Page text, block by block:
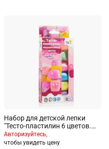
Набор для детской лепки
"Тесто-пластилин 6 цветов.
Маршмеллоу цвета"
Авторизуйтесь,
чтобы увидеть цену